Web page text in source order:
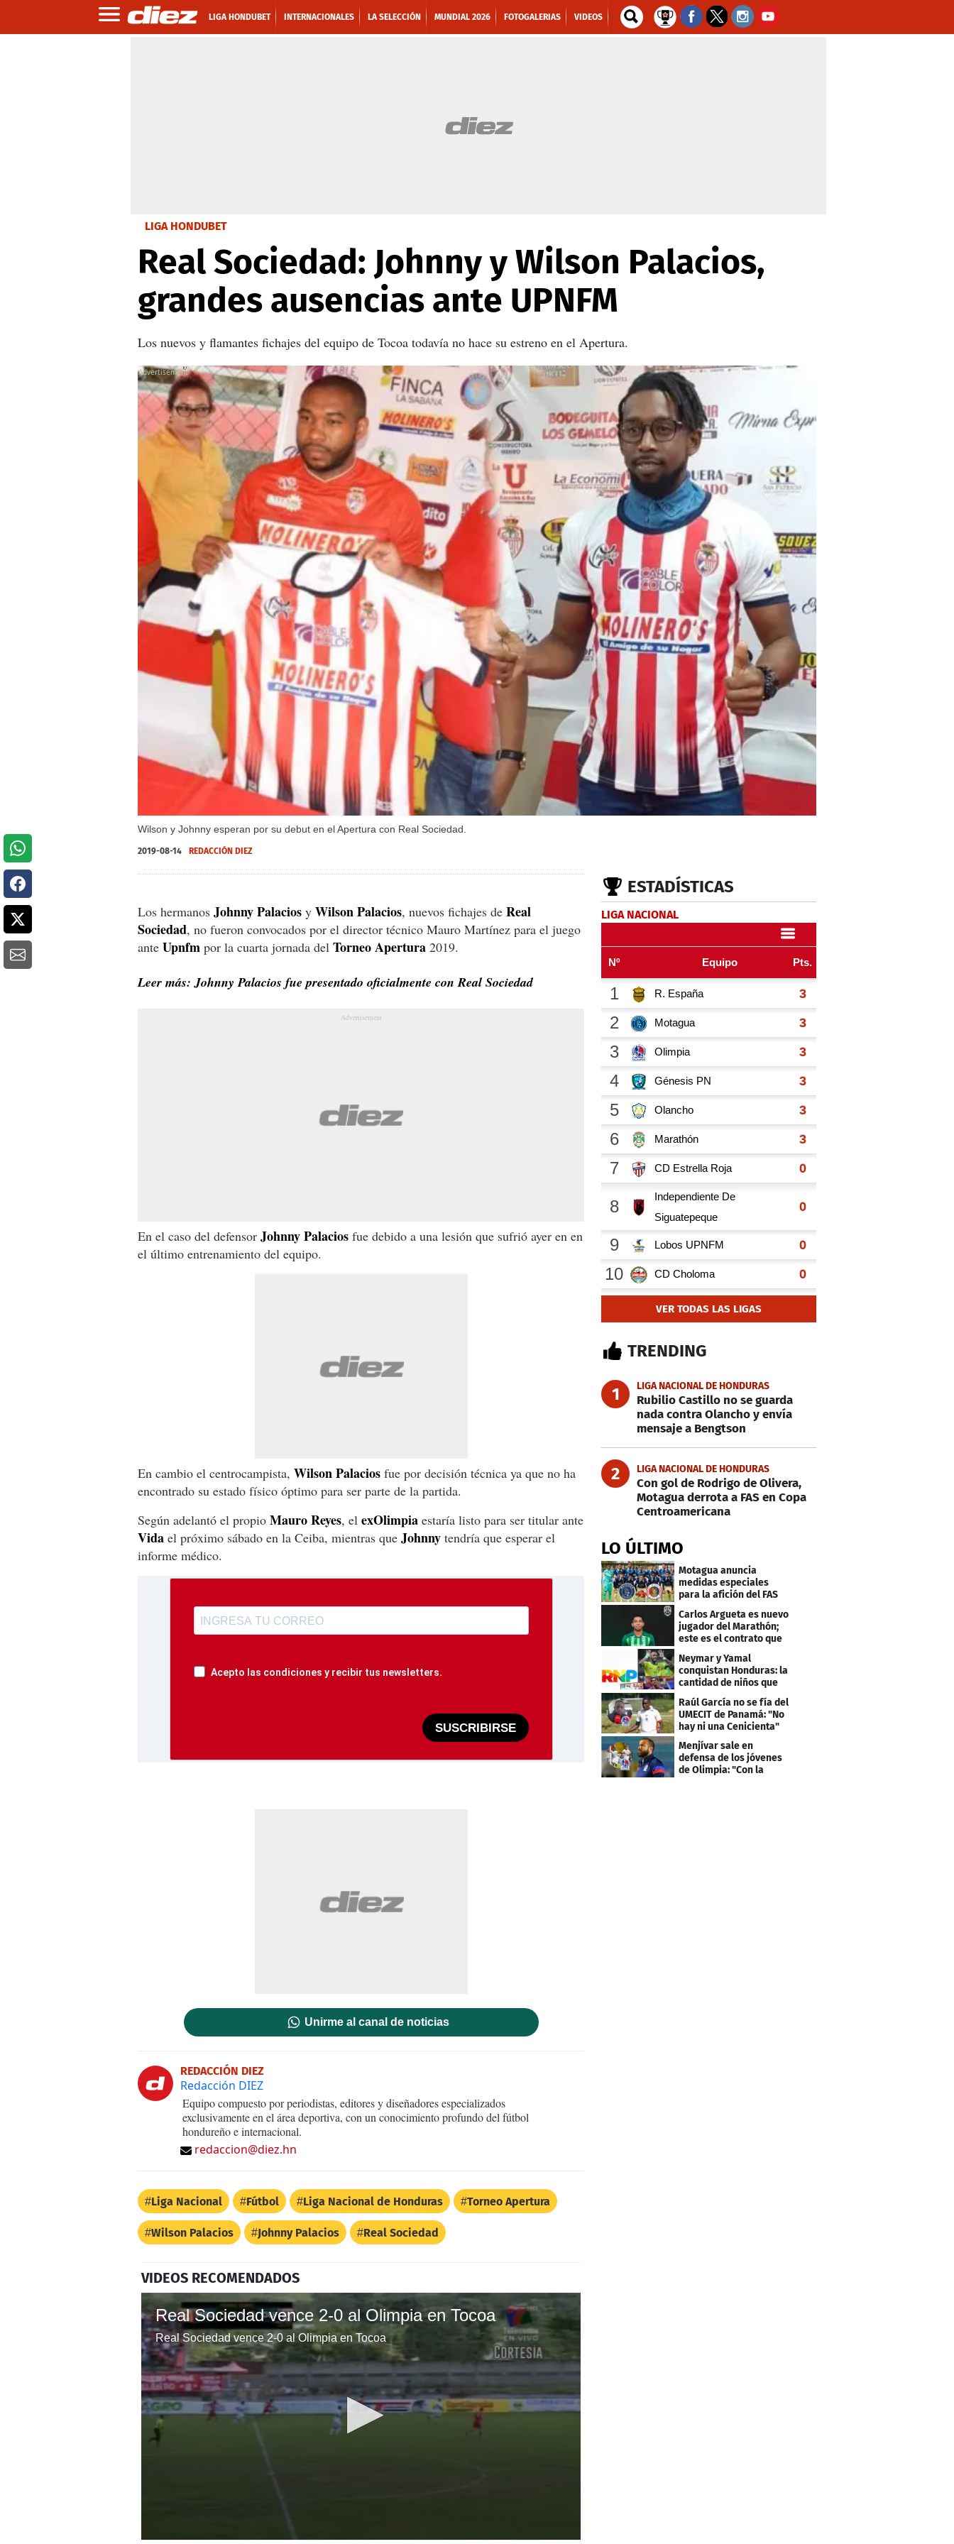
LIGA HONDUBET INTERNACIONALES LA SELECCIÓN MUNDIAL 2026 FOTOGALERIAS VIDEOS
LIGA HONDUBET
Real Sociedad: Johnny y Wilson Palacios,
grandes ausencias ante UPNFM
Los nuevos y flamantes fichajes del equipo de Tocoa todavía no hace su estreno en el Apertura.
Wilson y Johnny esperan por su debut en el Apertura con Real Sociedad.
X
2019-08-14 REDACCIÓN DIEZ
Los hermanos JohnnyPalacios y WilsonPalacios, nuevos fichajes de Real
Sociedad, no fueron convocados por el director técnico Mauro Martínez para el juego
ante Upnfm por la cuarta jornada del TorneoApertura 2019.
Leer más: Johnny Palacios fue presentado oficialmente con Real Sociedad
En el caso del defensor JohnnyPalacios fue debido a una lesión que sufrió ayer en en
el último entrenamiento del equipo.
En cambio el centrocampista, WilsonPalacios fue por decisión técnica ya que no ha
encontrado su estado físico óptimo para ser parte de la partida.
Según adelantó el propio Mauro Reyes, el exOlimpia estaría listo para ser titular ante
Vida el próximo sábado en la Ceiba, mientras que Johnny tendría que esperar el
informe médico.
Acepto las condiciones y recibir tus newsletters.
SUSCRIBIRSE
Unirme al canal de noticias
REDACCIÓN DIEZ
Redacción DIEZ
Equipo compuesto por periodistas, editores y diseñadores especializados
exclusivamente en el área deportiva, con un conocimiento profundo del fútbol
hondureño e internacional.
redaccion@diez.hn
Liga Nacional Fútbol Liga Nacional de Honduras Torneo Apertura
Wilson Palacios Johnny Palacios Real Sociedad
VIDEOS RECOMENDADOS
Real Sociedad vence 2-0 al Olimpia en Tocoa
Real Sociedad vence 2-0 al Olimpia en Tocoa
ESTADÍSTICAS
LIGA NACIONAL
VER TODAS LAS LIGAS
TRENDING
1 LIGA NACIONAL DE HONDURAS
Rubilio Castillo no se guarda
nada contra Olancho y envía
mensaje a Bengtson
2 LIGA NACIONAL DE HONDURAS
Con gol de Rodrigo de Olivera,
Motagua derrota a FAS en Copa
Centroamericana
LO ÚLTIMO
Motagua anuncia
medidas especiales
para la afición del FAS
de El Salvador
Carlos Argueta es nuevo
jugador del Marathón;
este es el contrato que
Neymar y Yamal
conquistan Honduras: la
cantidad de niños que
llevan sus nombres
Raúl García no se fía del
UMECIT de Panamá: "No
hay ni una Cenicienta"
Menjívar sale en
defensa de los jóvenes
de Olimpia: "Con la